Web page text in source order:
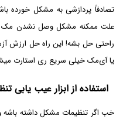
تصادفاً پردازشی به مشکل خورده
علت ممکنه مشکل وصل نشدن مک
راحتی حل بشه! این راه حل ارزش
یا آی‌مک خیلی سریع ری استارت
استفاده از ابزار عیب
خب اگر تنظیمات مشکل داشته باشه